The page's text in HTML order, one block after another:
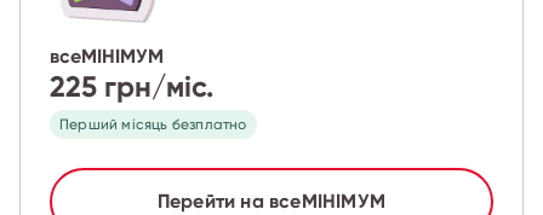
всеМІНІМУМ
225 грн/міс.
Перший місяць безплатно
Перейти на всеМІНІМУМ